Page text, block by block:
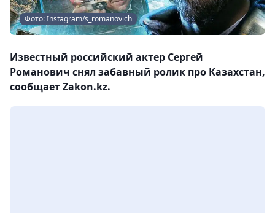
Фото: Instagram/s_romanovich
Известный российский актер Сергей
Романович снял забавный ролик про Казахстан,
сообщает Zakon.kz.